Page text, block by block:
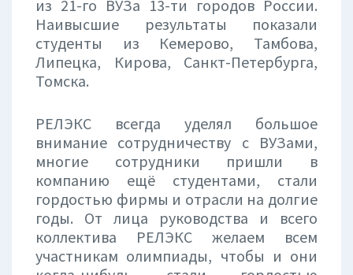
из 21-го ВУЗа 13-ти городов России.
Наивысшие результаты показали
студенты из Кемерово, Тамбова,
Липецка, Кирова, Санкт-Петербурга,
Томска.
РЕЛЭКС всегда уделял большое
внимание сотрудничеству с ВУЗами,
многие сотрудники пришли в
компанию ещё студентами, стали
гордостью фирмы и отрасли на долгие
годы. От лица руководства и всего
коллектива РЕЛЭКС желаем всем
участникам олимпиады, чтобы и они